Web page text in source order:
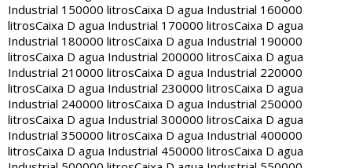
Industrial 150000 litrosCaixa D agua Industrial 160000
litrosCaixa D agua Industrial 170000 litrosCaixa D agua
Industrial 180000 litrosCaixa D agua Industrial 190000
litrosCaixa D agua Industrial 200000 litrosCaixa D agua
Industrial 210000 litrosCaixa D agua Industrial 220000
litrosCaixa D agua Industrial 230000 litrosCaixa D agua
Industrial 240000 litrosCaixa D agua Industrial 250000
litrosCaixa D agua Industrial 300000 litrosCaixa D agua
Industrial 350000 litrosCaixa D agua Industrial 400000
litrosCaixa D agua Industrial 450000 litrosCaixa D agua